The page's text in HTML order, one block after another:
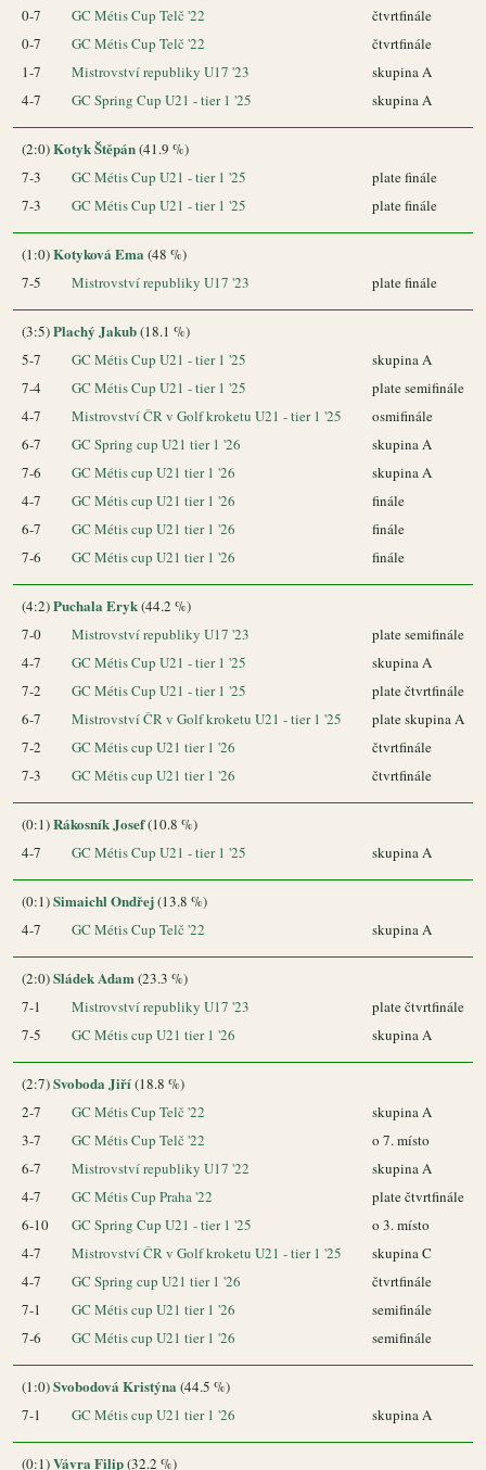
0-7
GC Métis Cup Telč '22
čtvrtfinále
0-7
GC Métis Cup Telč '22
čtvrtfinále
1-7
Mistrovství republiky U17 '23
skupina A
4-7
GC Spring Cup U21 - tier 1 '25 skupina A
(2:0)Kotyk Štěpán(41.9 %)
7-3
GC Métis Cup U21 - tier 1 '25
plate finále
7-3
GC Métis Cup U21 - tier 1 '25 plate finále
(1:0)Kotyková Ema (48 %)
7-5
Mistrovství republiky U17 '23 plate finále
(3:5)Plachý Jakub(18.1 %)
5-7
GC Métis Cup U21 - tier 1 '25
skupina A
7-4
GC Métis Cup U21 - tier 1 '25
plate semifinále
4-7
Mistrovství ČR v Golf kroketu U21 - tier 1 '25
osmifinále
6-7
GC Spring cup U21 tier 1 '26
skupina A
7-6
GC Métis cup U21 tier 1 '26
skupina A
4-7
GC Métis cup U21 tier 1 '26
finále
6-7
GC Métis cup U21 tier 1 '26
finále
7-6
GC Métis cup U21 tier 1 '26 finále
(4:2)Puchala Eryk(44.2 %)
7-0
Mistrovství republiky U17 '23
plate semifinále
4-7
GC Métis Cup U21 - tier 1 '25
skupina A
7-2
GC Métis Cup U21 - tier 1 '25
plate čtvrtfinále
6-7
Mistrovství ČR v Golf kroketu U21 - tier 1 '25
plate skupina A
7-2
GC Métis cup U21 tier 1 '26
čtvrtfinále
7-3
GC Métis cup U21 tier 1 '26 čtvrtfinále
(0:1)Rákosník Josef(10.8 %)
4-7
GC Métis Cup U21 - tier 1 '25 skupina A
(0:1)Simaichl Ondřej(13.8 %)
4-7
GC Métis Cup Telč '22 skupina A
(2:0)Sládek Adam (23.3 %)
7-1
Mistrovství republiky U17 '23
plate čtvrtfinále
7-5
GC Métis cup U21 tier 1 '26 skupina A
(2:7)Svoboda Jiří(18.8 %)
2-7
GC Métis Cup Telč '22
skupina A
3-7
GC Métis Cup Telč '22
o 7. místo
6-7
Mistrovství republiky U17 '22
skupina A
4-7
GC Métis Cup Praha '22
plate čtvrtfinále
6-10
GC Spring Cup U21 - tier 1 '25
o 3. místo
4-7
Mistrovství ČR v Golf kroketu U21 - tier 1 '25
skupina C
4-7
GC Spring cup U21 tier 1 '26
čtvrtfinále
7-1
GC Métis cup U21 tier 1 '26
semifinále
7-6
GC Métis cup U21 tier 1 '26 semifinále
(1:0)Svobodová Kristýna (44.5 %)
7-1
GC Métis cup U21 tier 1 '26 skupina A
(0:1)Vávra Filip(32.2 %)